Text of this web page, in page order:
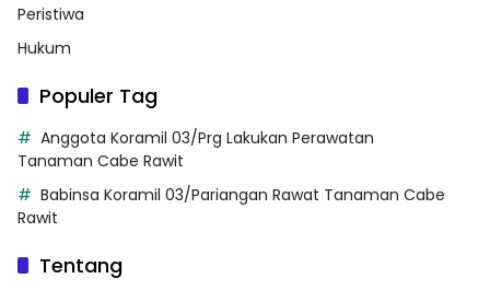
Peristiwa
Hukum
Populer Tag
Anggota Koramil 03/Prg Lakukan Perawatan
Tanaman Cabe Rawit
Babinsa Koramil 03/Pariangan Rawat Tanaman Cabe
Rawit
Tentang